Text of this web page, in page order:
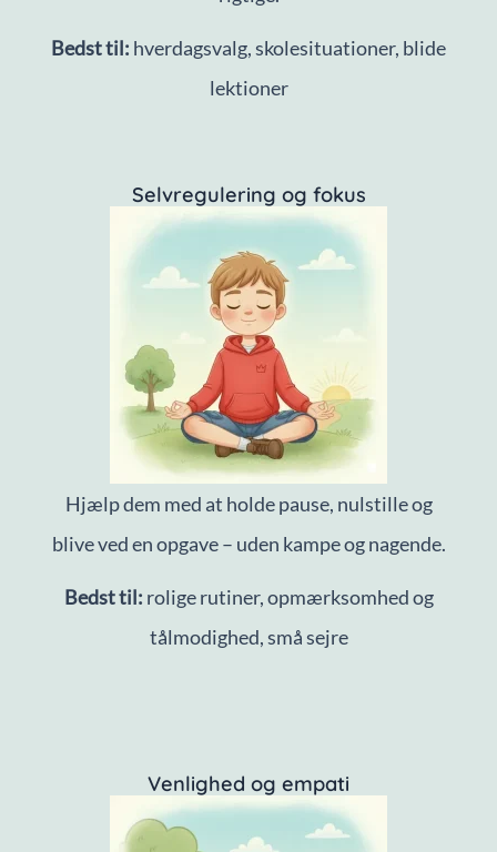
Bedst til: hverdagsvalg, skolesituationer, blide
lektioner
Selvregulering og fokus
Hjælp dem med at holde pause, nulstille og
blive ved en opgave – uden kampe og nagende.
Bedst til: rolige rutiner, opmærksomhed og
tålmodighed, små sejre
Venlighed og empati